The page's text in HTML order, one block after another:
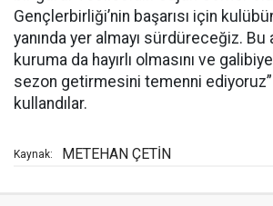
Gençlerbirliği’nin başarısı için
yanında yer almayı sürdüreceğiz. Bu
kuruma da hayırlı olmasını ve
sezon getirmesini temenni
kullandılar.
Kaynak: METEHAN ÇETİN